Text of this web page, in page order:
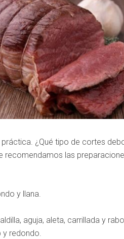
¿Qué tipo de cortes
recomendamos las
y llana.
aguja, aleta, carrillada y
y redondo.